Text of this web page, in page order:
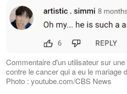
Commentaire d'un utilisateur sur
contre le cancer qui a eu le mariage
Photo : youtube.com/CBS News